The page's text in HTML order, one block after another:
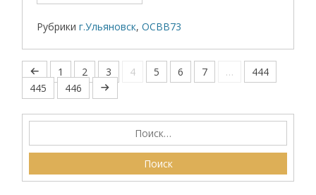
Рубрики г.Ульяновск,ОСВВ73
1 2 3 4 5 6 7 …
444
445
446